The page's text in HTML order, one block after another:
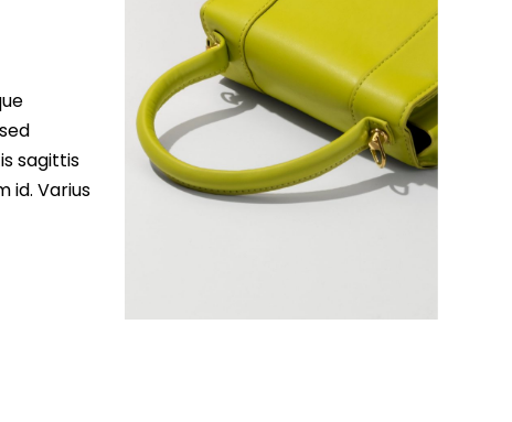
sagittis
id. Varius